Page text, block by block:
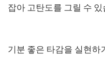
잡아 고탄도를 그릴 수
기분 좋은 타감을 실현하